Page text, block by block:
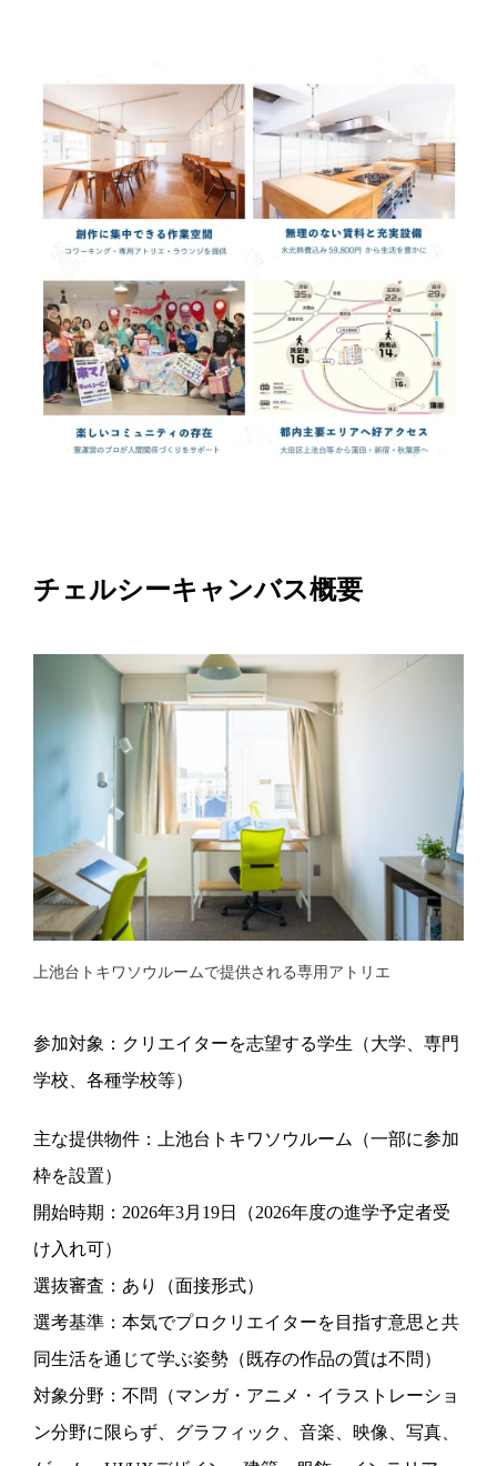
チェルシーキャンバス概要
上池台トキワソウルームで提供される専用アトリエ
参加対象：クリエイターを志望する学生（大学、専門
学校、各種学校等）
主な提供物件：上池台トキワソウルーム（一部に参加
枠を設置）
開始時期：2026年3月19日（2026年度の進学予定者受
け入れ可）
選抜審査：あり（面接形式）
選考基準：本気でプロクリエイターを目指す意思と共
同生活を通じて学ぶ姿勢（既存の作品の質は不問）
対象分野：不問（マンガ・アニメ・イラストレーショ
ン分野に限らず、グラフィック、音楽、映像、写真、